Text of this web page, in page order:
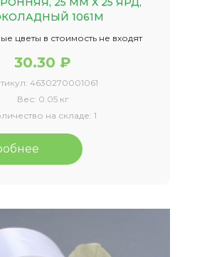
1061М
цветы в стоимость не входят
30.30 ₽
4630270001061
Вес: 0.05 кг
на складе: 1